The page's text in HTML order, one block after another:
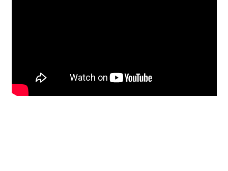
NEWS BLOG